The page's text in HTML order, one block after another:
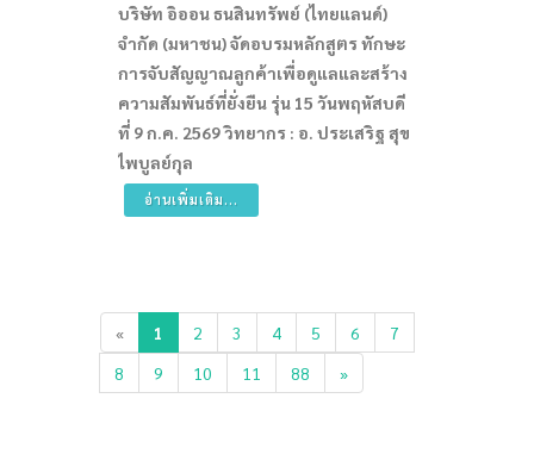
บริษัท อิออน ธนสินทรัพย์ (ไทยแลนด์)
จำกัด (มหาชน) จัดอบรมหลักสูตร ทักษะ
การจับสัญญาณลูกค้าเพื่อดูแลและสร้าง
ความสัมพันธ์ที่ยั่งยืน รุ่น 15 วันพฤหัสบดี
ที่ 9 ก.ค. 2569 วิทยากร : อ. ประเสริฐ สุข
ไพบูลย์กุล
อ่านเพิ่มเติม...
« 1 2 3 4 5 6
7
8
9 10 11 88 »